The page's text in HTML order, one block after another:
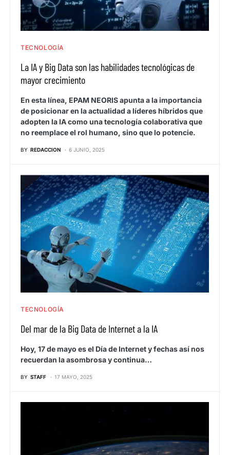
TECNOLOGÍA
La IA y Big Data son las habilidades tecnológicas de
mayor crecimiento
En esta línea, EPAM NEORIS apunta a la importancia
de posicionar en la actualidad a líderes híbridos que
adopten la IA como una tecnología colaborativa que
no reemplace el rol humano, sino que lo potencie.
BY REDACCION 6 JUNIO, 2025
TECNOLOGÍA
Del mar de la Big Data de Internet a la IA
Hoy, 17 de mayo es el Día de Internet y fechas así nos
recuerdan la asombrosa y continua…
BY STAFF 17 MAYO, 2025